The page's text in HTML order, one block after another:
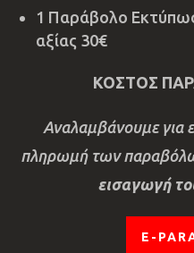
1 Παράβολο
αξίας 30€
ΚΟΣΤΟΣ
Αναλαμβάνουμε για
πληρωμή των
εισαγωγή
E-